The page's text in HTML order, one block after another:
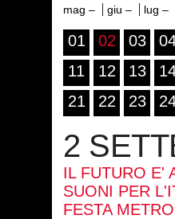
mag – giu – lug –
01 02 03
11
12 13
21
22 23
2
IL FUTURO E'
SUONI PER
FESTA